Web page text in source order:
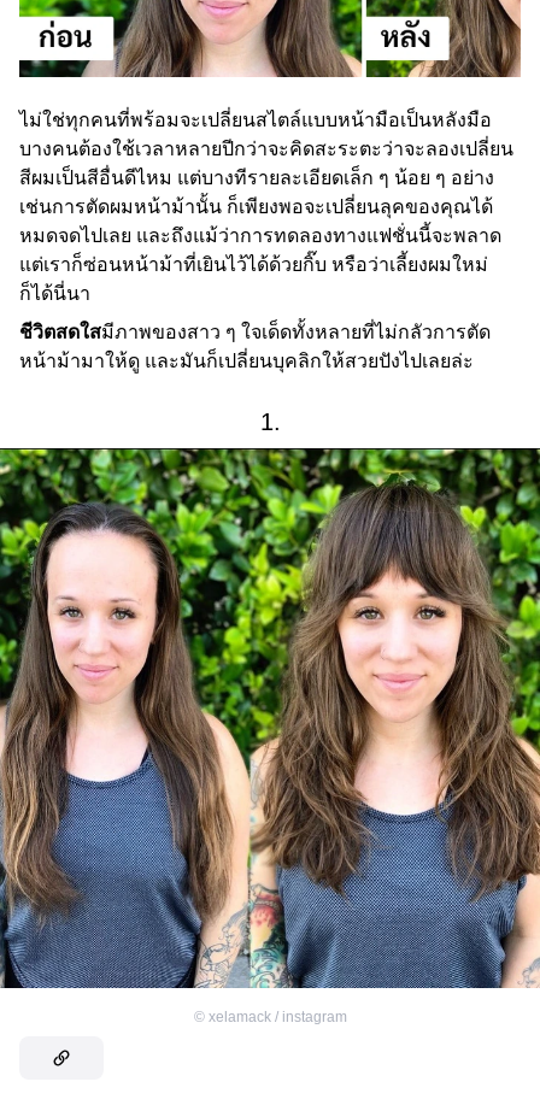
ไม่ใช่ทุกคนที่พร้อมจะเปลี่ยนสไตล์แบบหน้ามือเป็นหลังมือ
บางคนต้องใช้เวลาหลายปีกว่าจะคิดสะระตะว่าจะลองเปลี่ยน
สีผมเป็นสีอื่นดีไหม แต่บางทีรายละเอียดเล็ก ๆ น้อย ๆ อย่าง
เช่นการตัดผมหน้าม้านั้น ก็เพียงพอจะเปลี่ยนลุคของคุณได้
หมดจดไปเลย และถึงแม้ว่าการทดลองทางแฟชั่นนี้จะพลาด
แต่เราก็ซ่อนหน้าม้าที่เยินไว้ได้ด้วยกิ๊บ หรือว่าเลี้ยงผมใหม่
ก็ได้นี่นา
ชีวิตสดใสมีภาพของสาว ๆ ใจเด็ดทั้งหลายที่ไม่กลัวการตัด
หน้าม้ามาให้ดู และมันก็เปลี่ยนบุคลิกให้สวยปังไปเลยล่ะ
1.
© xelamack / instagram